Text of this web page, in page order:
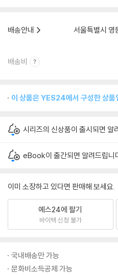
배송안내
서울특별시 영
배송비
이 상품은 YES24에서 구성한 상
시리즈의 신상품이 출시되면 알
eBook이 출간되면 알려드립니
이미 소장하고 있다면 판매해 보세요.
예스24에 팔기
바이백 신청 불가
국내배송만 가능
문화비소득공제 가능